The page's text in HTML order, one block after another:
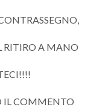
RITIRO A MANO
IL COMMENTO